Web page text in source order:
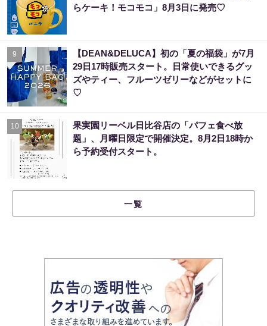
らケーキ！モコモコ」8月3日に発売♡
9
【DEAN&DELUCA】初の「夏の福袋」が7月
29日17時販売スタート。日常使いできるグッ
ズやティー、フルーツゼリーなどがセットに
♡
10
果実園リーベル日比谷店の「パフェ食べ放
題」、月曜日限定で開催決定。8月2日18時か
ら予約受付スタート。
一覧